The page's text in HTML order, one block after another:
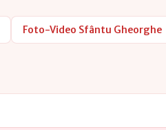
Foto-Video Sfântu Gheorghe